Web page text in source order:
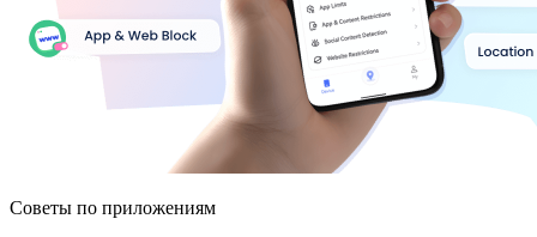
Советы по приложениям